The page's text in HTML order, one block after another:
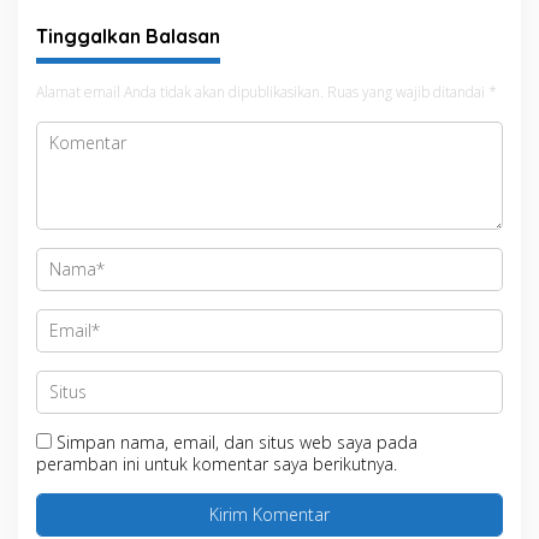
Tinggalkan Balasan
Alamat email Anda tidak akan dipublikasikan. Ruas yang wajib ditandai *
Simpan nama, email, dan situs web saya pada
peramban ini untuk komentar saya berikutnya.